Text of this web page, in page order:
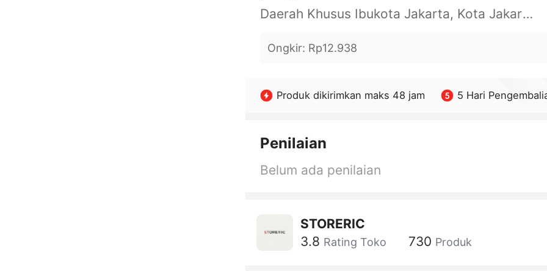
Daerah Khusus Ibukota Jakarta, Kota Jakarta Barat, Cengkareng, yy
Ongkir: Rp12.938
Produk dikirimkan maks 48 jam 5 Hari
Penilaian
Belum ada penilaian
STORERIC
3.8 Rating Toko 730 Produk